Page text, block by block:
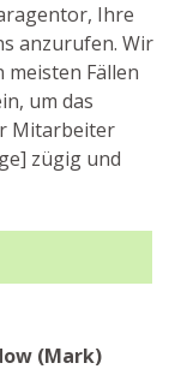
Ihre
anzurufen. Wir
Fällen
um das
Mitarbeiter
zügig und
(Mark)